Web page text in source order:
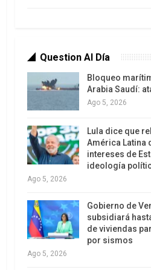
Question Al Día
Bloqueo
Arabia Saudí:
Ago 5, 2026
Lula dice que
América Latina
intereses de
ideología
Ago 5, 2026
Gobierno de
subsidiará
de viviendas
por sismos
Ago 5, 2026